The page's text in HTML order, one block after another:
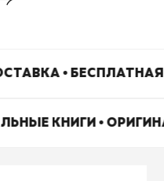
•
КНИГИ •